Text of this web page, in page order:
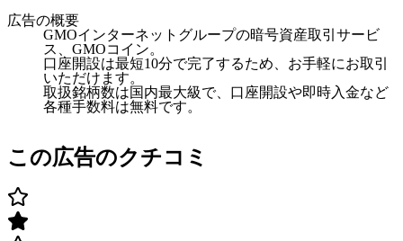
広告の概要
GMOインターネットグループの暗号資産取引サービ
ス、GMOコイン。
口座開設は最短10分で完了するため、お手軽にお取引
いただけます。
取扱銘柄数は国内最大級で、口座開設や即時入金など
各種手数料は無料です。
この広告のクチコミ